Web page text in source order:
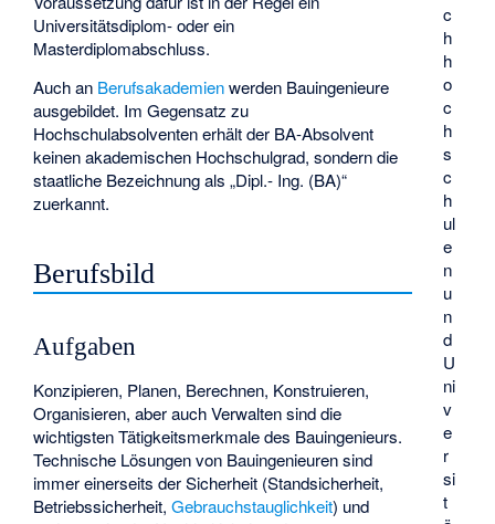
c
h
h
o
c
h
s
c
h
ul
e
n
u
n
d
U
ni
v
e
r
si
t
Universitätsdiplom- oder ein
Masterdiplomabschluss.
Auch an Berufsakademienwerden Bauingenieure
ausgebildet. Im Gegensatz zu
Hochschulabsolventen erhält der BA-Absolvent
keinen akademischen Hochschulgrad, sondern die
staatliche Bezeichnung als „Dipl.- Ing. (BA)“
zuerkannt.
Berufsbild
Aufgaben
Konzipieren, Planen, Berechnen, Konstruieren,
Organisieren, aber auch Verwalten sind die
wichtigsten Tätigkeitsmerkmale des Bauingenieurs.
Technische Lösungen von Bauingenieuren sind
immer einerseits der Sicherheit (Standsicherheit,
Betriebssicherheit,Gebrauchstauglichkeit) und